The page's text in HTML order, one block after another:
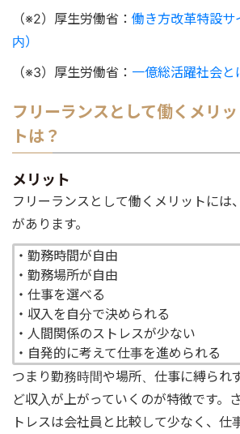
（※2）厚生労働省： 働き方改革特設
内）
（※3）厚生労働省： 一億総活躍社会と
フリーランスとして働くメリ
トは？
メリット
フリーランスとして働くメリットには
があります。
・勤務時間が自由
・勤務場所が自由
・仕事を選べる
・収入を自分で決められる
・人間関係のストレスが少ない
・自発的に考えて仕事を進められる
つまり勤務時間や場所、仕事に縛られ
ど収入が上がっていくのが特徴です。
トレスは会社員と比較して少なく、仕